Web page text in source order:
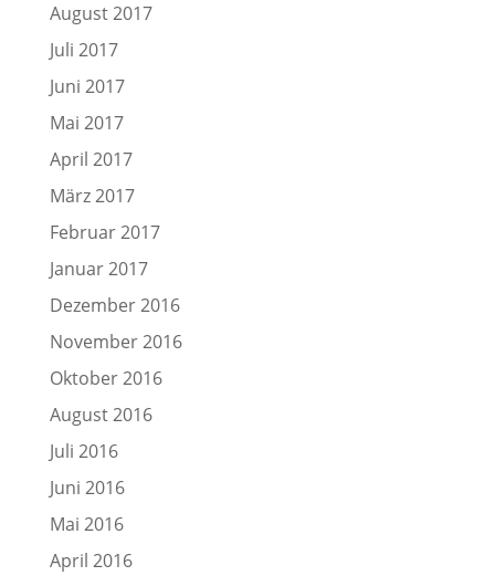
August 2017
Juli 2017
Juni 2017
Mai 2017
April 2017
März 2017
Februar 2017
Januar 2017
Dezember 2016
November 2016
Oktober 2016
August 2016
Juli 2016
Juni 2016
Mai 2016
April 2016